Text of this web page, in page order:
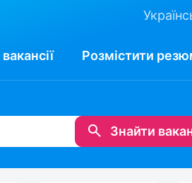
вакансії Розмістити
Знайти